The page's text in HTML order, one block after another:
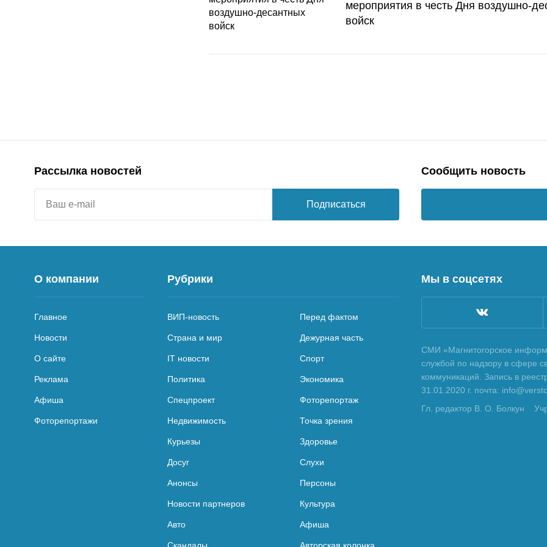
мероприятия в честь Дня воздушно-
войск
Рассылка новостей
Подписаться
Сообщить новость
О компании
Главное
Новости
О сайте
Реклама
Афиша
Фоторепортажи
Рубрики
ВИП-новость Перед фактом
Страна и мир Дежурная часть
IT новости Спорт
Политика Экономика
Спецпроект Фоторепортаж
Недвижимость Точка зрения
Курьезы Здоровье
Досуг Слухи
Анонсы Персоны
Новости партнеров Культура
Авто Афиша
Скандалы Авторская колонка
Мы в соцсетях
СМИ «Магнитогорское
службой по надзору в сфере
коммуникаций. Запись в
31.01.2020 г. почта:
Гл. редактор В. О. Болкун